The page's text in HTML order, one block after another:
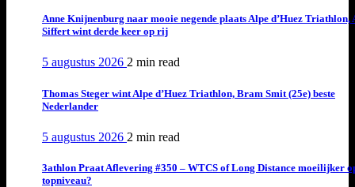
Anne Knijnenburg naar mooie negende plaats Alpe d’Huez Triathlon,
Siffert wint derde keer op rij
5 augustus 2026 2 min read
Thomas Steger wint Alpe d’Huez Triathlon, Bram Smit (25e) beste
Nederlander
5 augustus 2026 2 min read
3athlon Praat Aflevering #350 – WTCS of Long Distance moeilijker
topniveau?